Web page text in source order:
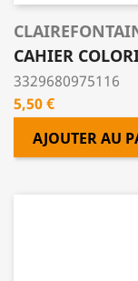
CAHIER
3329680975116
Prix
5,50 €
AJOUTER AU